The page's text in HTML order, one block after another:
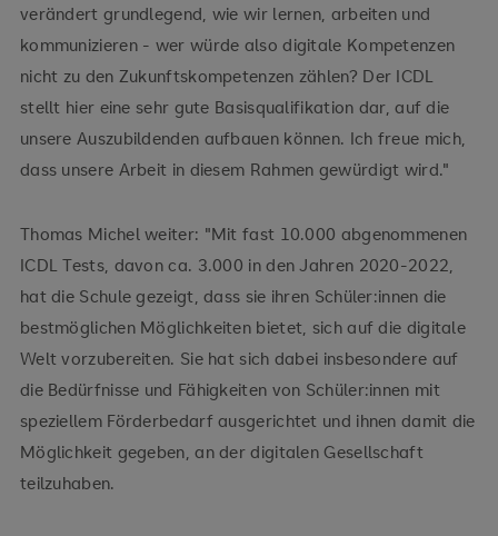
verändert grundlegend, wie wir lernen, arbeiten und
kommunizieren - wer würde also digitale Kompetenzen
nicht zu den Zukunftskompetenzen zählen? Der ICDL
stellt hier eine sehr gute Basisqualifikation dar, auf die
unsere Auszubildenden aufbauen können. Ich freue mich,
dass unsere Arbeit in diesem Rahmen gewürdigt wird."
Thomas Michel weiter: "Mit fast 10.000 abgenommenen
ICDL Tests, davon ca. 3.000 in den Jahren 2020-2022,
hat die Schule gezeigt, dass sie ihren Schüler:innen die
bestmöglichen Möglichkeiten bietet, sich auf die digitale
Welt vorzubereiten. Sie hat sich dabei insbesondere auf
die Bedürfnisse und Fähigkeiten von Schüler:innen mit
speziellem Förderbedarf ausgerichtet und ihnen damit die
Möglichkeit gegeben, an der digitalen Gesellschaft
teilzuhaben.